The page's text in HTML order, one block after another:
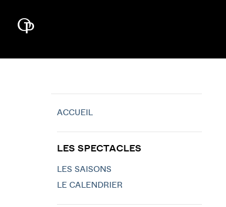
ACCUEIL
LES SPECTACLES
LES SAISONS
LE CALENDRIER